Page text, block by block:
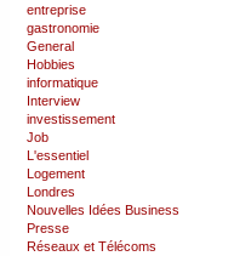
entreprise
gastronomie
General
Hobbies
informatique
Interview
investissement
Job
L'essentiel
Logement
Londres
Nouvelles Idées Business
Presse
Réseaux et Télécoms